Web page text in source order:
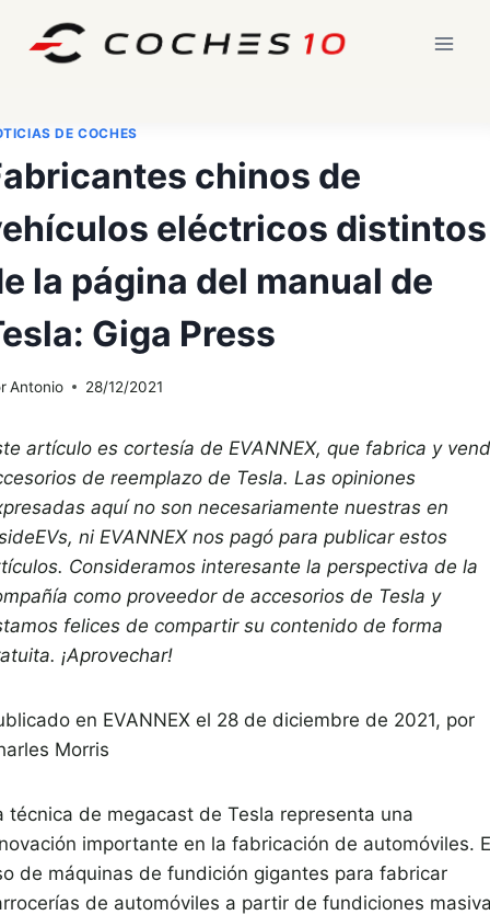
DE COCHES
chinos de
eléctricos distintos
la página del manual de
Giga Press
Antonio 28/12/2021
artículo es cortesía de EVANNEX, que fabrica y
de reemplazo de Tesla. Las opiniones
aquí no son necesariamente nuestras en
ni EVANNEX nos pagó para publicar estos
Consideramos interesante la perspectiva de la
como proveedor de accesorios de Tesla y
felices de compartir su contenido de forma
¡Aprovechar!
en EVANNEX el 28 de diciembre de 2021, por
Morris
técnica de megacast de Tesla representa una
importante en la fabricación de automóviles.
de máquinas de fundición gigantes para fabricar
de automóviles a partir de fundiciones